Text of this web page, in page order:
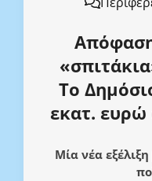
Το
εκατ.
Μία νέα